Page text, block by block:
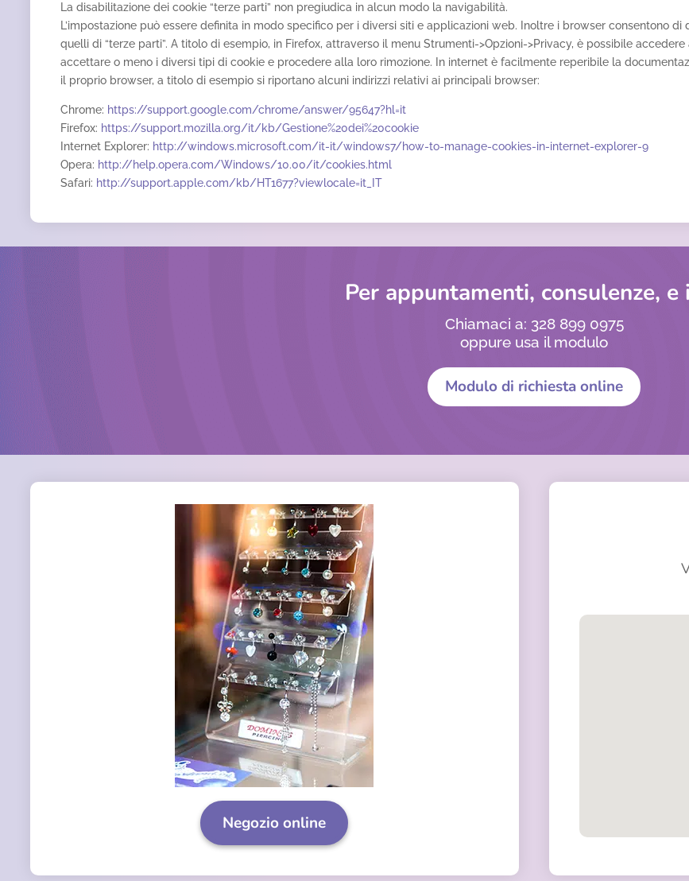
La disabilitazione dei cookie “terze parti” non pregiudica in alcun modo la navigabilità.
L’impostazione può essere definita in modo specifico per i diversi siti e applicazioni web. Inoltre i browser consentono
quelli di “terze parti”. A titolo di esempio, in Firefox, attraverso il menu Strumenti->Opzioni->Privacy, è possibile
accettare o meno i diversi tipi di cookie e procedere alla loro rimozione. In internet è facilmente reperibile la
il proprio browser, a titolo di esempio si riportano alcuni indirizzi relativi ai principali browser:
Chrome: https://support.google.com/chrome/answer/95647?hl=it
Firefox: https://support.mozilla.org/it/kb/Gestione%20dei%20cookie
Internet Explorer: http://windows.microsoft.com/it-it/windows7/how-to-manage-cookies-in-internet-explorer-9
Opera: http://help.opera.com/Windows/10.00/it/cookies.html
Safari: http://support.apple.com/kb/HT1677?viewlocale=it_IT
Per appuntamenti, consulenze, e
Chiamaci a: 328 899 0975
oppure usa il modulo
Modulo di richiesta online
Negozio online